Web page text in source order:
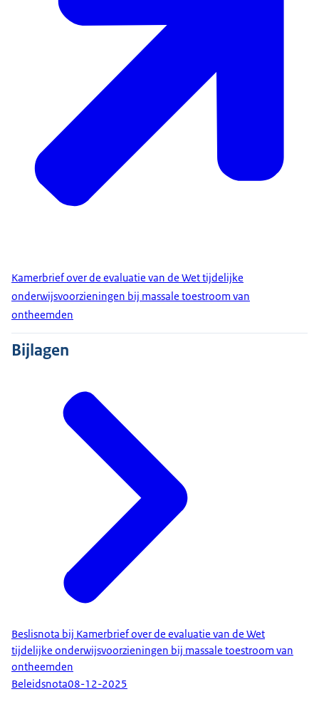
Kamerbrief over de evaluatie van de Wet tijdelijke
onderwijsvoorzieningen bij massale toestroom van
ontheemden
Bijlagen
Beslisnota bij Kamerbrief over de evaluatie van de Wet
tijdelijke onderwijsvoorzieningen bij massale toestroom van
ontheemden
Beleidsnota08-12-2025